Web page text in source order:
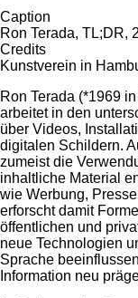
Caption
Ron Terada, TL;DR,
Credits
Kunstverein in
Ron Terada (*1969
arbeitet in den
über Videos,
digitalen Schildern.
zumeist die
inhaltliche Material
wie Werbung,
erforscht damit
öffentlichen und
neue Technologien
Sprache
Information neu